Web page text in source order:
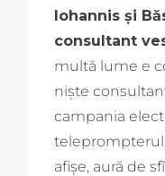
Iohannis și
consultant
multă lume e
niște
campania
afișe, aură de